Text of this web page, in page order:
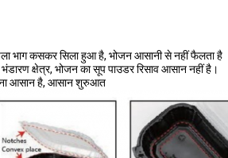
भाग कसकर सिला हुआ है, भोजन आसानी से नहीं फैलता है
क्षेत्र, भोजन का सूप पाउडर रिसाव आसान नहीं है।
आसान है, आसान शुरुआत